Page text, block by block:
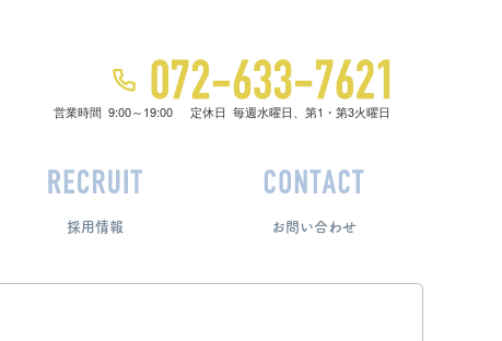
営業時間 9:00～19:00 定休日 毎週水曜日、第1・第3火曜日
採用情報 お問い合わせ